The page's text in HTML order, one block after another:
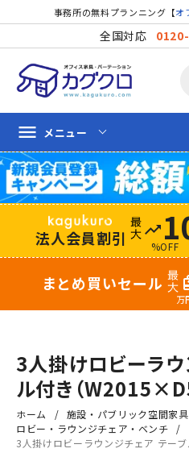
事務所の無料プランニング【オ
全国対応
menu メニュー
法人会員割引 trending_up
%OFF
まとめ買いセール
万
3人掛けロビーラ
ル付き（
ホーム
施設・パブリック空間家具
ロビー・ラウンジチェア・ベンチ
3人掛けロビーラウンジチェア テー